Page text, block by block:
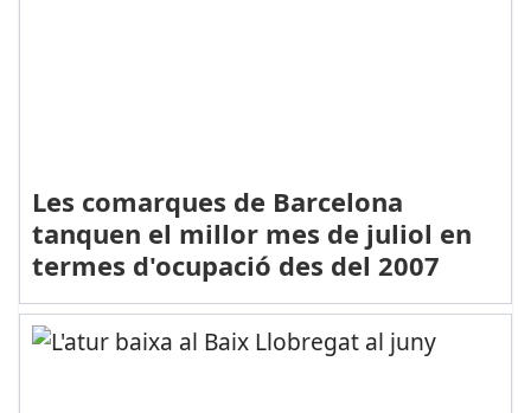
Les comarques de Barcelona
tanquen el millor mes de juliol en
termes d'ocupació des del 2007